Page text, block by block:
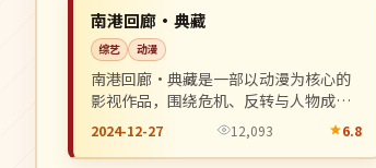
中国
南港回廊·典藏
综艺 动漫
南港回廊·典藏是一部以动漫为核心的
影视作品，围绕危机、反转与人物成长
展开，整体节奏紧凑，值得推荐观看。
2024-12-27 12,093 6.8